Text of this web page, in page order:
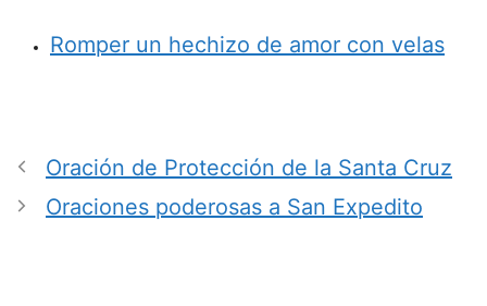
Romper un hechizo de amor con velas
Oración de Protección de la Santa Cruz
Oraciones poderosas a San Expedito